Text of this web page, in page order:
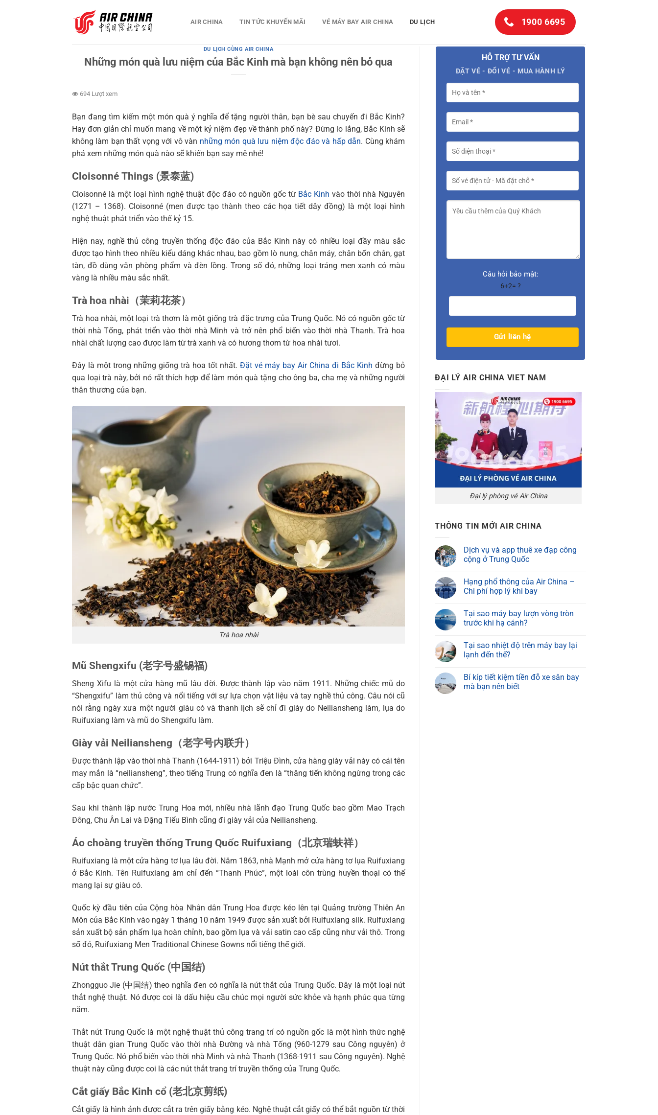
AIR CHINA TIN TỨC KHUYẾN MÃI VÉ MÁY BAY AIR CHINA DU LỊCH 1900 6695
DU LỊCH CÙNG AIR CHINA
Những món quà lưu niệm của Bắc Kinh mà bạn không nên bỏ qua
694 Lượt xem
Bạn đang tìm kiếm một món quà ý nghĩa để tặng người thân, bạn bè sau chuyến đi Bắc Kinh?
Hay đơn giản chỉ muốn mang về một kỷ niệm đẹp về thành phố này? Đừng lo lắng, Bắc Kinh sẽ
không làm bạn thất vọng với vô vàn những món quà lưu niệm độc đáo và hấp dẫn. Cùng khám
phá xem những món quà nào sẽ khiến bạn say mê nhé!
Cloisonné Things (景泰蓝)
Cloisonné là một loại hình nghệ thuật độc đáo có nguồn gốc từ Bắc Kinh vào thời nhà Nguyên
(1271 – 1368). Cloisonné (men được tạo thành theo các họa tiết dây đồng) là một loại hình
nghệ thuật phát triển vào thế kỷ 15.
Hiện nay, nghề thủ công truyền thống độc đáo của Bắc Kinh này có nhiều loại đầy màu sắc
được tạo hình theo nhiều kiểu dáng khác nhau, bao gồm lò nung, chân máy, chân bốn chân, gạt
tàn, đồ dùng văn phòng phẩm và đèn lồng. Trong số đó, những loại tráng men xanh có màu
vàng là nhiều màu sắc nhất.
Trà hoa nhài（茉莉花茶）
Trà hoa nhài, một loại trà thơm là một giống trà đặc trưng của Trung Quốc. Nó có nguồn gốc từ
thời nhà Tống, phát triển vào thời nhà Minh và trở nên phổ biến vào thời nhà Thanh. Trà hoa
nhài chất lượng cao được làm từ trà xanh và có hương thơm từ hoa nhài tươi.
Đây là một trong những giống trà hoa tốt nhất. Đặt vé máy bay Air China đi Bắc Kinh đừng bỏ
qua loại trà này, bởi nó rất thích hợp để làm món quà tặng cho ông ba, cha mẹ và những người
thân thương của bạn.
Trà hoa nhài
Mũ Shengxifu (老字号盛锡福)
Sheng Xifu là một cửa hàng mũ lâu đời. Được thành lập vào năm 1911. Những chiếc mũ do
“Shengxifu” làm thủ công và nổi tiếng với sự lựa chọn vật liệu và tay nghề thủ công. Câu nói cũ
nói rằng ngày xưa một người giàu có và thanh lịch sẽ chỉ đi giày do Neiliansheng làm, lụa do
Ruifuxiang làm và mũ do Shengxifu làm.
Giày vải Neiliansheng（老字号内联升）
Được thành lập vào thời nhà Thanh (1644-1911) bởi Triệu Đình, cửa hàng giày vải này có cái tên
may mắn là “neiliansheng”, theo tiếng Trung có nghĩa đen là “thăng tiến không ngừng trong các
cấp bậc quan chức”.
Sau khi thành lập nước Trung Hoa mới, nhiều nhà lãnh đạo Trung Quốc bao gồm Mao Trạch
Đông, Chu Ân Lai và Đặng Tiểu Bình cũng đi giày vải của Neiliansheng.
Áo choàng truyền thống Trung Quốc Ruifuxiang（北京瑞蚨祥）
Ruifuxiang là một cửa hàng tơ lụa lâu đời. Năm 1863, nhà Mạnh mở cửa hàng tơ lụa Ruifuxiang
ở Bắc Kinh. Tên Ruifuxiang ám chỉ đến “Thanh Phúc”, một loài côn trùng huyền thoại có thể
mang lại sự giàu có.
Quốc kỳ đầu tiên của Cộng hòa Nhân dân Trung Hoa được kéo lên tại Quảng trường Thiên An
Môn của Bắc Kinh vào ngày 1 tháng 10 năm 1949 được sản xuất bởi Ruifuxiang silk. Ruifuxiang
sản xuất bộ sản phẩm lụa hoàn chỉnh, bao gồm lụa và vải satin cao cấp cũng như vải thô. Trong
số đó, Ruifuxiang Men Traditional Chinese Gowns nổi tiếng thế giới.
Nút thắt Trung Quốc (中国结)
Zhongguo Jie (中国结) theo nghĩa đen có nghĩa là nút thắt của Trung Quốc. Đây là một loại nút
thắt nghệ thuật. Nó được coi là dấu hiệu cầu chúc mọi người sức khỏe và hạnh phúc qua từng
năm.
Thắt nút Trung Quốc là một nghệ thuật thủ công trang trí có nguồn gốc là một hình thức nghệ
thuật dân gian Trung Quốc vào thời nhà Đường và nhà Tống (960-1279 sau Công nguyên) ở
Trung Quốc. Nó phổ biến vào thời nhà Minh và nhà Thanh (1368-1911 sau Công nguyên). Nghệ
thuật này cũng được coi là các nút thắt trang trí truyền thống của Trung Quốc.
Cắt giấy Bắc Kinh cổ (老北京剪纸)
Cắt giấy là hình ảnh được cắt ra trên giấy bằng kéo. Nghệ thuật cắt giấy có thể bắt nguồn từ thời
HỖ TRỢ TƯ VẤN
ĐẶT VÉ - ĐỔI VÉ - MUA HÀNH LÝ
Câu hỏi bảo mật:
6+2= ?
ĐẠI LÝ AIR CHINA VIET NAM
Đại lý phòng vé Air China
THÔNG TIN MỚI AIR CHINA
Dịch vụ và app thuê xe đạp công
cộng ở Trung Quốc
Hạng phổ thông của Air China –
Chi phí hợp lý khi bay
Tại sao máy bay lượn vòng tròn
trước khi hạ cánh?
Tại sao nhiệt độ trên máy bay lại
lạnh đến thế?
Bí kíp tiết kiệm tiền đỗ xe sân bay
mà bạn nên biết